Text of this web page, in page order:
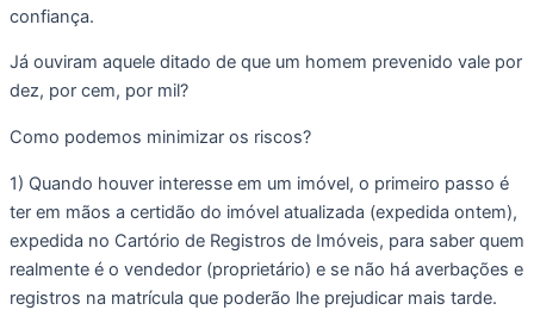
confiança.
Já ouviram aquele ditado de que um homem prevenido vale por
dez, por cem, por mil?
Como podemos minimizar os riscos?
1) Quando houver interesse em um imóvel, o primeiro passo é
ter em mãos a certidão do imóvel atualizada (expedida ontem),
expedida no Cartório de Registros de Imóveis, para saber quem
realmente é o vendedor (proprietário) e se não há averbações e
registros na matrícula que poderão lhe prejudicar mais tarde.